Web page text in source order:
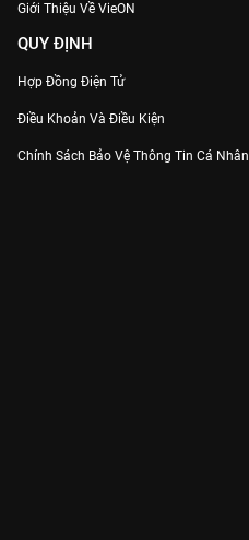
Giới Thiệu Về VieON
QUY ĐỊNH
Hợp Đồng Điện Tử
Điều Khoản Và Điều Kiện
Chính Sách Bảo Vệ Thông Tin Cá Nhân